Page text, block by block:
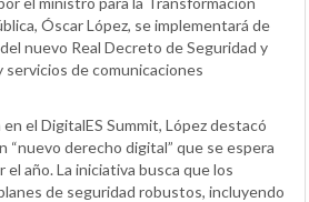
Óscar López, se implementará de
nuevo Real Decreto de Seguridad y
servicios de comunicaciones
el DigitalES Summit, López destacó
“nuevo derecho digital” que se espera
año. La iniciativa busca que los
de seguridad robustos, incluyendo